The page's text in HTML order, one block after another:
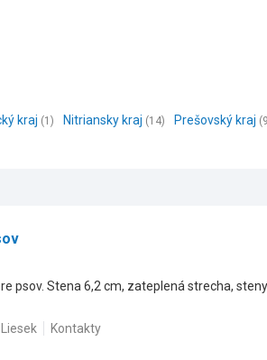
kraj (1) Nitriansky kraj (14) Prešovský kraj
psov. Stena 6,2 cm, zateplená strecha,
Kontakty